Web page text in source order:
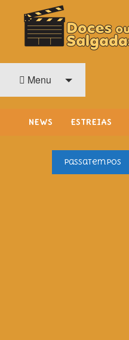
O Cinema? Uma Paixão!!
Menu
NEWS ESTREIAS
Passatempos